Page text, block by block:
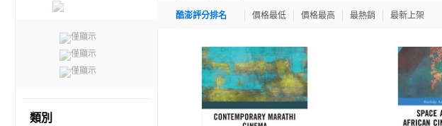
僅顯示
僅顯示
僅顯示
類別
酷澎評分排名 價格最低 價格最高 最熱銷 最新上架